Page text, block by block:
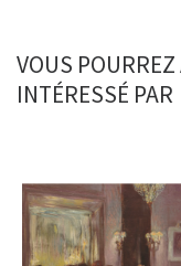
VOUS
INTÉRESSÉ PAR